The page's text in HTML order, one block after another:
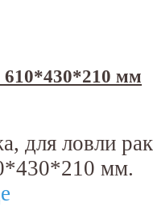
610*430*210 мм
для ловли
мм.